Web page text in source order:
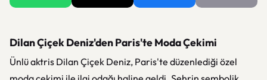
Dilan Çiçek Deniz'den Paris'te Moda Çekimi
Ünlü aktris Dilan Çiçek Deniz, Paris'te düzenlediği özel